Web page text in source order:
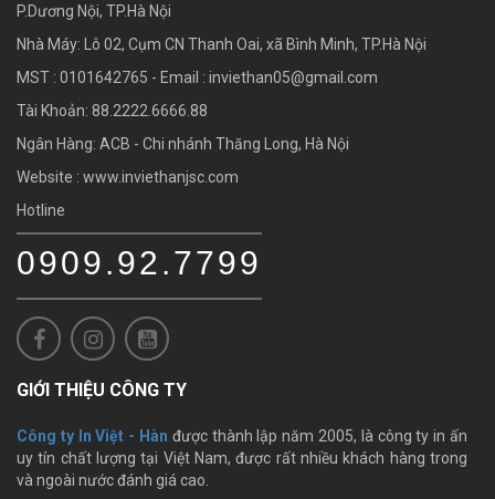
P.Dương Nội, TP.Hà Nội
Nhà Máy: Lô 02, Cụm CN Thanh Oai, xã Bình Minh, TP.Hà Nội
MST : 0101642765 - Email : inviethan05@gmail.com
Tài Khoản: 88.2222.6666.88
Ngân Hàng: ACB - Chi nhánh Thăng Long, Hà Nội
Website : www.inviethanjsc.com
Hotline
0909.92.7799
GIỚI THIỆU CÔNG TY
Công ty In Việt - Hàn được thành lập năm 2005, là công ty in ấn
uy tín chất lượng tại Việt Nam, được rất nhiều khách hàng trong
và ngoài nước đánh giá cao.